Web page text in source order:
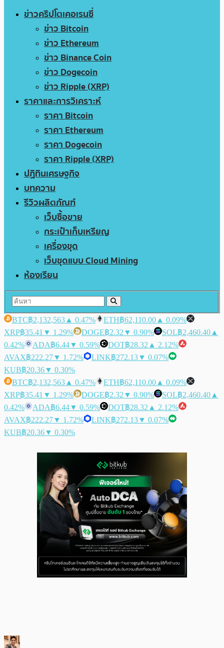
ข่าวคริปโตเคอเรนซี่
ข่าว Bitcoin
ข่าว Ethereum
ข่าว Binance Coin
ข่าว Dogecoin
ข่าว Ripple (XRP)
ราคาและการวิเคราะห์
ราคา Bitcoin
ราคา Ethereum
ราคา Dogecoin
ราคา Ripple (XRP)
ปฏิทินเศรษฐกิจ
บทความ
รีวิวผลิตภัณฑ์
เว็บซื้อขาย
กระเป๋าเก็บเหรียญ
เครื่องขุด
เว็บขุดแบบ Cloud Mining
ห้องเรียน
BTC฿2,132,563 ▲ 0.47% ETH฿62,110.00 ▲ 0.09%
XRP฿35.41 ▼ 1.29% DOGE฿2.32 ▼ 0.90% SOL฿2,460.40 ▲
0.42%
ADA฿6.44▼ 0.59% DOT฿28.32 ▲ 2.12%
AVAX฿222.27▼ 1.72% LINK฿272.13▼ 0.07%
KUB฿20.36▼ 0.30%
BTC฿2,132,563 ▲ 0.47% ETH฿62,110.00 ▲ 0.09%
XRP฿35.41 ▼ 1.29% DOGE฿2.32 ▼ 0.90% SOL฿2,460.40 ▲
0.42%
ADA฿6.44▼ 0.59% DOT฿28.32 ▲ 2.12%
AVAX฿222.27▼ 1.72% LINK฿272.13▼ 0.07%
KUB฿20.36▼ 0.30%